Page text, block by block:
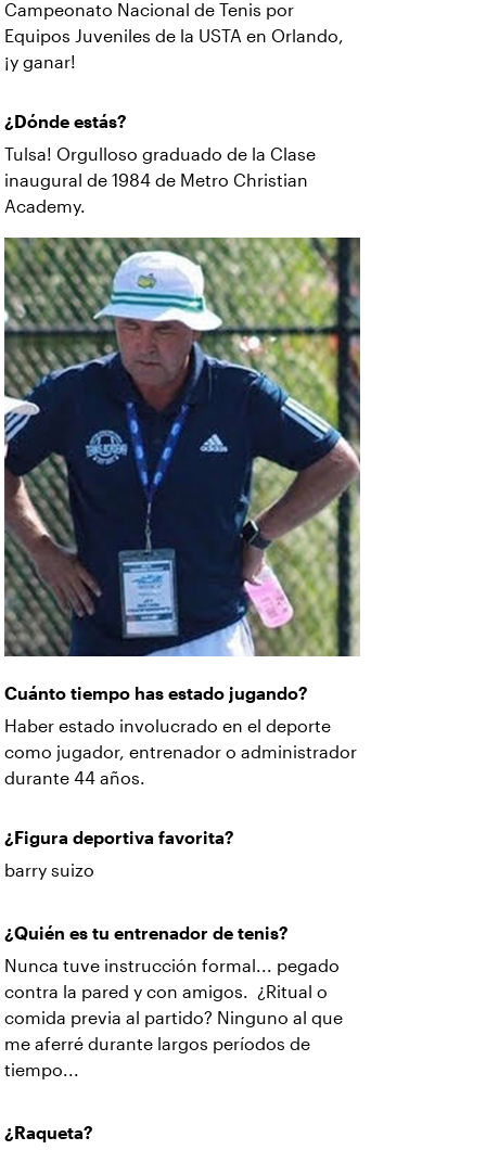
Campeonato Nacional de Tenis por
Equipos Juveniles de la USTA en Orlando,
¡y ganar!
¿Dónde estás?
Tulsa! Orgulloso graduado de la Clase
inaugural de 1984 de Metro Christian
Academy.
Cuánto tiempo has estado jugando?
Haber estado involucrado en el deporte
como jugador, entrenador o administrador
durante 44 años.
¿Figura deportiva favorita?
barry suizo
¿Quién es tu entrenador de tenis?
Nunca tuve instrucción formal... pegado
contra la pared y con amigos. ¿Ritual o
comida previa al partido? Ninguno al que
me aferré durante largos períodos de
tiempo...
¿Raqueta?